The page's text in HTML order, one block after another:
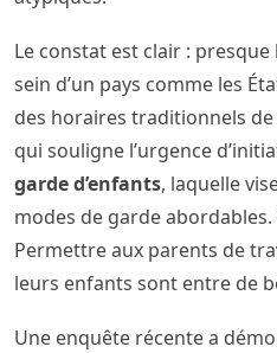
Le constat est clair :
sein d’un pays comme les
des horaires traditionnels
qui souligne l’urgence
garde d’enfants, laquelle
modes de garde abordables.
Permettre aux parents de
leurs enfants sont entre de
Une enquête récente a